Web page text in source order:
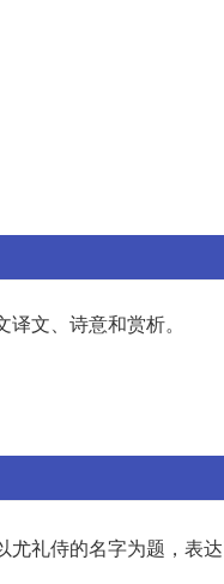
文、诗意和赏析。
尤礼侍的名字为题，表